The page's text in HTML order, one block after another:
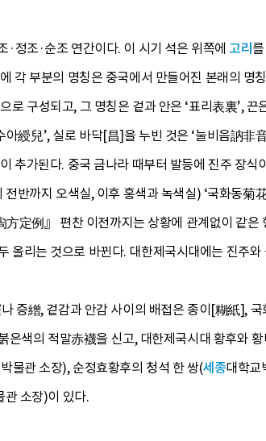
·정조·순조 연간이다. 이 시기 석은 위쪽에고리
각 부분의 명칭은 중국에서 만들어진 본래의 명
로 구성되고, 그 명칭은 겉과 안은 ‘표리表裏’, 끈
아綬兒’, 실로 바닥[昌]을 누빈 것은 ‘눌비음訥非
추가된다. 중국 금나라 때부터 발등에 진주 장식
반까지 오색실, 이후 홍색과 녹색실) ‘국화동菊
方定例』 편찬 이전까지는 상황에 관계없이 같은
올리는 것으로 바뀐다. 대한제국시대에는 진주
증繒, 겉감과 안감 사이의 배접은 종이[糊紙],
은색의 적말赤襪을 신고, 대한제국시대 황후와
물관 소장), 순정효황후의 청석 한 쌍(세종대학교
관 소장)이 있다.